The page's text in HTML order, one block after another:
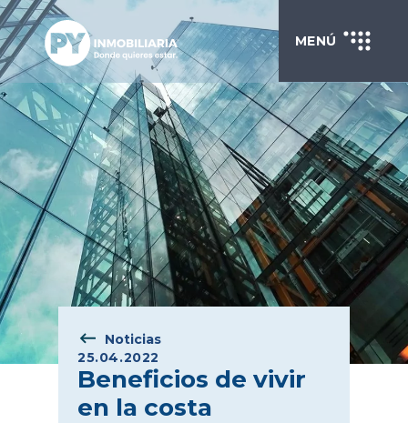
MENÚ
Noticias
25.04.2022
Beneficios de vivir
en la costa